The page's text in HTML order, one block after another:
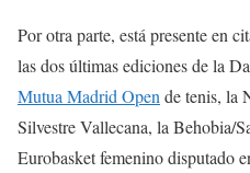
Por otra parte, está presente en
las dos últimas ediciones de la
Mutua Madrid Open de tenis, la
Silvestre Vallecana, la Behobia/
Eurobasket femenino disputado